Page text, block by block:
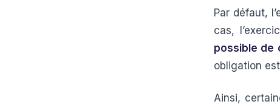
Par défaut,
cas,
possible de
obligation
Ainsi,